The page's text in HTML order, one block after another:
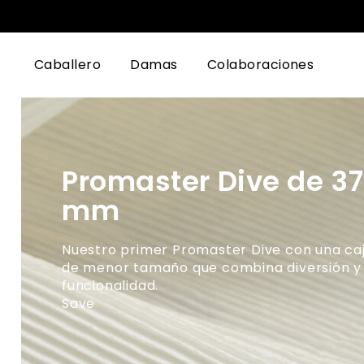
Caballero Damas Colaboraciones
Promaster Dive de 37
mm
Nuestro primer Promaster Dive con una
de menor tamaño que combina diversión y
funcionalidad.
Save